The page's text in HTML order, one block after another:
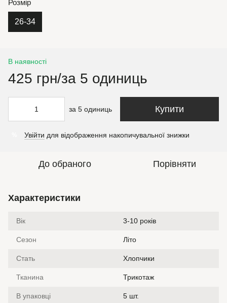
Розмір
26-34
В наявності
425 грн/за 5 одиниць
за 5 одиниць Купити
Увійти для відображення накопичувальної знижки
До обраного Порівняти
Характеристики
Вік 3-10 років
Сезон Літо
Стать Хлопчики
Тканина Трикотаж
В упаковці 5 шт.